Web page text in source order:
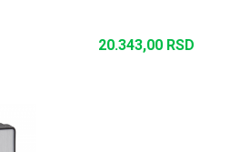
20.343,00 RSD